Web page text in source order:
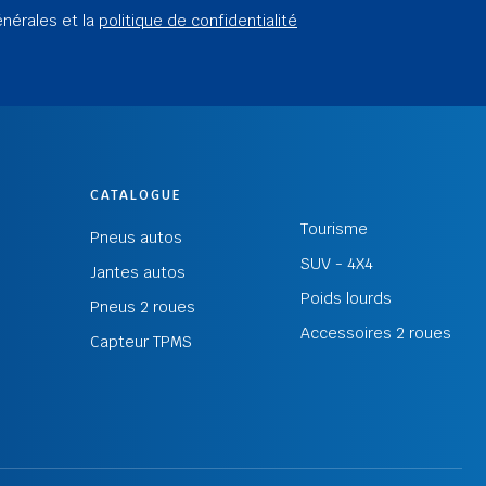
et la politique de confidentialité
CATALOGUE
Pneus autos
Jantes autos
Pneus 2 roues
Capteur TPMS
Tourisme
SUV - 4X4
Poids lourds
Accessoires 2 roues